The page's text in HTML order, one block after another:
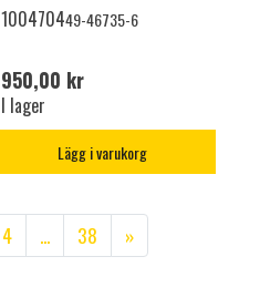
100470449-46735-6
950,00 kr
I lager
Lägg i varukorg
4 ... 38 »